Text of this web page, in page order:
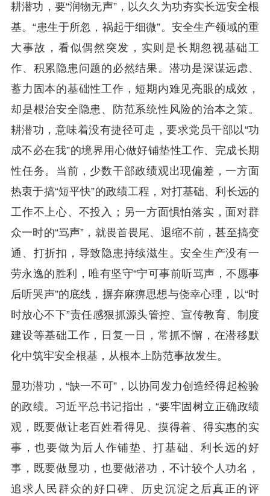
耕潜功，要“润物无声”，以久久为功夯实长远安全根
基。“患生于所忽，祸起于细微”。安全生产领域的重
大事故，看似偶然突发，实则是长期忽视基础工
作、积累隐患问题的必然结果。潜功是深谋远虑、
蓄力固本的基础性工作，短期内难见亮眼的成效，
却是根治安全隐患、防范系统性风险的治本之策。
耕潜功，意味着没有捷径可走，要求党员干部以“功
成不必在我”的境界用心做好铺垫性工作、完成长期
性任务。当前，少数干部政绩观出现偏差，一方面
热衷于搞“短平快”的政绩工程，对打基础、利长远的
工作不上心、不投入；另一方面惧怕落实，面对群
众一时的“骂声”，就畏首畏尾、退缩不前，甚至搞变
通、打折扣，导致隐患持续滋生。安全生产没有一
劳永逸的胜利，唯有坚守“宁可事前听骂声，不愿事
后听哭声”的底线，摒弃麻痹思想与侥幸心理，以“时
时放心不下”责任感狠抓源头管控、宣传教育、制度
建设等基础工作，日复一日，常抓不懈，在潜移默
化中筑牢安全根基，从根本上防范事故发生。
显功潜功，“缺一不可”，以协同发力创造经得起检验
的政绩。习近平总书记指出，“要牢固树立正确政绩
观，既要做让老百姓看得见、摸得着、得实惠的实
事，也要做为后人作铺垫、打基础、利长远的好
事，既要做显功，也要做潜功，不计较个人功名，
追求人民群众的好口碑、历史沉淀之后真正的评